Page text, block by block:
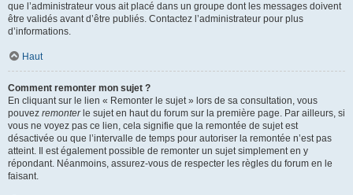
que l’administrateur vous ait placé dans un groupe dont les messages doivent
être validés avant d’être publiés. Contactez l’administrateur pour plus
d’informations.
Haut
Comment remonter mon sujet ?
En cliquant sur le lien « Remonter le sujet » lors de sa consultation, vous
pouvez remonterle sujet en haut du forum sur la première page. Par ailleurs, si
vous ne voyez pas ce lien, cela signifie que la remontée de sujet est
désactivée ou que l’intervalle de temps pour autoriser la remontée n’est pas
atteint. Il est également possible de remonter un sujet simplement en y
répondant. Néanmoins, assurez-vous de respecter les règles du forum en le
faisant.